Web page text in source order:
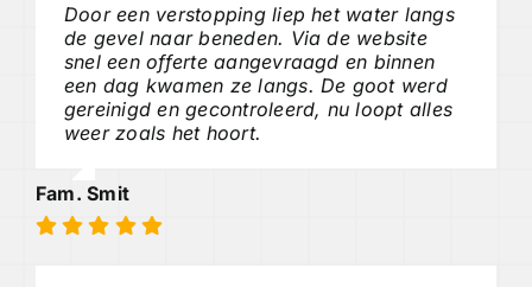
Door een verstopping liep het water langs
de gevel naar beneden. Via de website
snel een offerte aangevraagd en binnen
een dag kwamen ze langs. De goot werd
gereinigd en gecontroleerd, nu loopt alles
weer zoals het hoort.
Fam. Smit